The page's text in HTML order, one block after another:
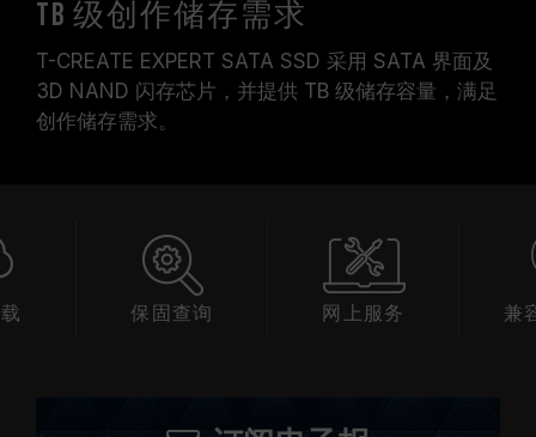
TB 级创作储存需求
T-CREATE EXPERT SATA SSD 采用 SATA 界面及
3D NAND 闪存芯片，并提供 TB 级储存容量，满足
创作储存需求。
保固查询 网上服务 兼